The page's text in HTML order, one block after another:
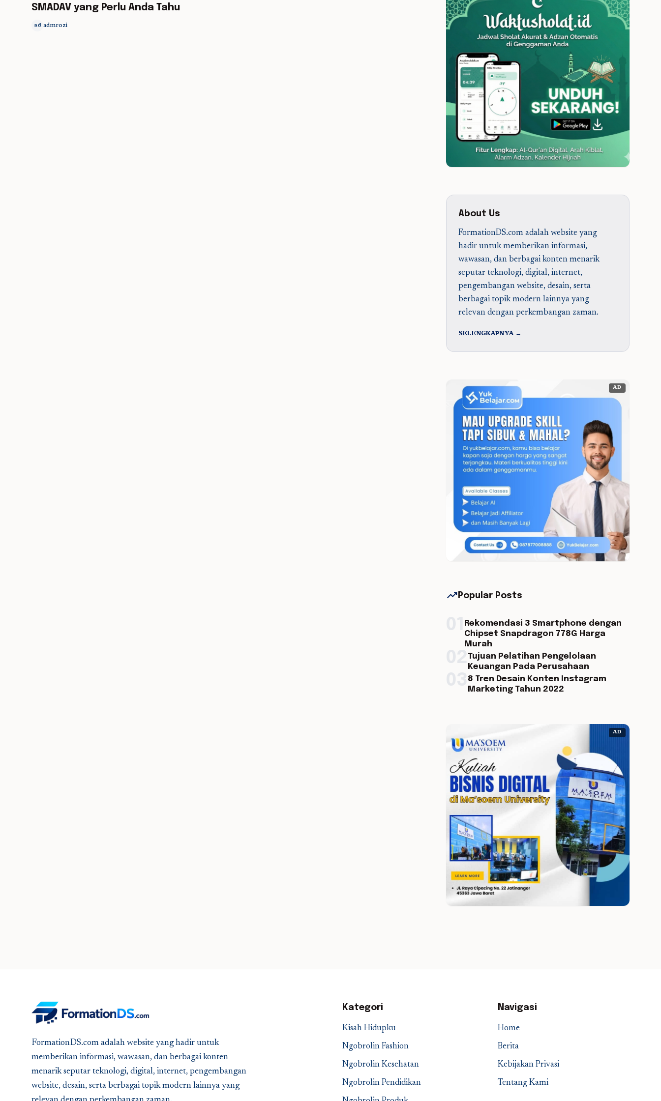
SMADAV yang Perlu Anda Tahu
ad admrozi
About Us
FormationDS.com adalah website yang
hadir untuk memberikan informasi,
wawasan, dan berbagai konten menarik
seputar teknologi, digital, internet,
pengembangan website, desain, serta
berbagai topik modern lainnya yang
relevan dengan perkembangan zaman.
SELENGKAPNYA →
AD
trending_up Popular Posts
Rekomendasi 3 Smartphone dengan
Chipset Snapdragon 778G Harga
Murah
Tujuan Pelatihan Pengelolaan
Keuangan Pada Perusahaan
8 Tren Desain Konten Instagram
Marketing Tahun 2022
AD
FormationDS.com adalah website yang hadir untuk
memberikan informasi, wawasan, dan berbagai konten
menarik seputar teknologi, digital, internet, pengembangan
website, desain, serta berbagai topik modern lainnya yang
Kategori
Kisah Hidupku
Ngobrolin Fashion
Ngobrolin Kesehatan
Ngobrolin Pendidikan
Navigasi
Home
Berita
Kebijakan Privasi
Tentang Kami